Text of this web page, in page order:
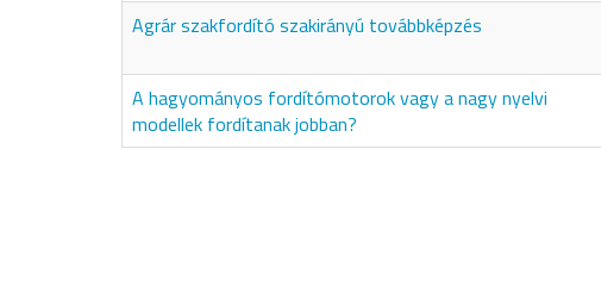
Agrár szakfordító szakirányú továbbképzés
A hagyományos fordítómotorok vagy a nagy nyelvi
modellek fordítanak jobban?